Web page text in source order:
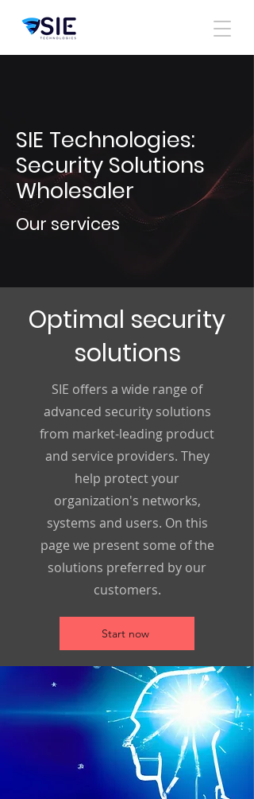
SIE Technologies:
Security Solutions
Wholesaler
Our services
Optimal security
solutions
SIE offers a wide range of
advanced security solutions
from market-leading product
and service providers. They
help protect your
organization's networks,
systems and users. On this
page we present some of the
solutions preferred by our
customers.
Start now